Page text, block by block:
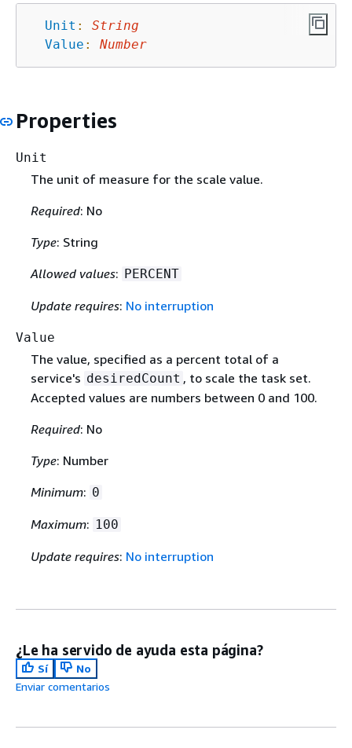
Unit :
String
Value : Number
Properties
Unit
The unit of measure for the scale value.
Required: No
Type: String
Allowed values: PERCENT
Update requires: No interruption
Value
The value, specified as a percent total of a
service's desiredCount , to scale the task set.
Accepted values are numbers between 0 and 100.
Required: No
Type: Number
Minimum: 0
Maximum: 100
Update requires: No interruption
¿Le ha servido de ayuda esta página?
Sí
No
Enviar comentarios